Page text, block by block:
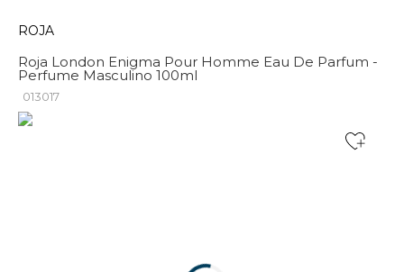
ROJA
Roja London Enigma Pour Homme Eau De Parfum -
Perfume Masculino 100ml
013017